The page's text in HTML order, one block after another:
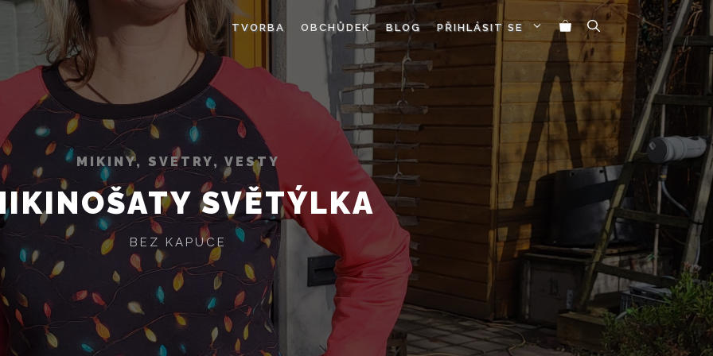
TVORBA OBCHŮDEK BLOG PŘIHLÁSIT SE
MIKINY, SVETRY, VESTY
SVĚTÝLKA
BEZ KAPUCE